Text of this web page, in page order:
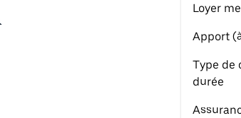
Loyer
Apport
Type de
durée